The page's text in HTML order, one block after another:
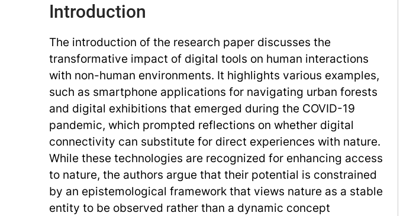
Introduction
The introduction of the research paper discusses the
transformative impact of digital tools on human interactions
with non-human environments. It highlights various examples,
such as smartphone applications for navigating urban forests
and digital exhibitions that emerged during the COVID-19
pandemic, which prompted reflections on whether digital
connectivity can substitute for direct experiences with nature.
While these technologies are recognized for enhancing access
to nature, the authors argue that their potential is constrained
by an epistemological framework that views nature as a stable
entity to be observed rather than a dynamic concept